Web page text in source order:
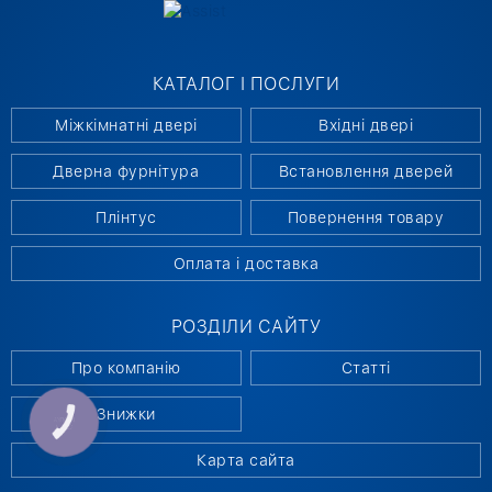
КАТАЛОГ І ПОСЛУГИ
Міжкімнатні двері Вхідні двері
Дверна фурнітура Встановлення дверей
Плінтус Повернення товару
Оплата і доставка
РОЗДІЛИ САЙТУ
Про компанію Статті
Знижки
Карта сайта
КНОПКА
СВЯЗИ